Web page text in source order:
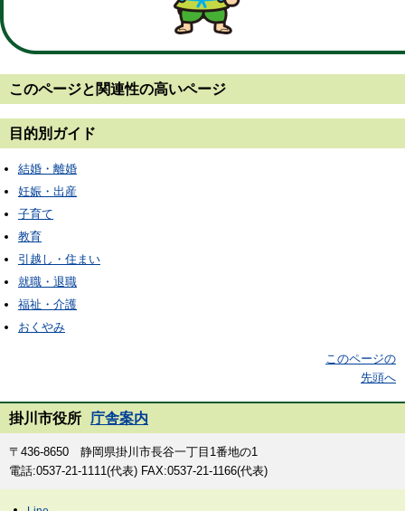
このページと 関連性の高いページ
目的別ガイド
結婚・離婚
妊娠・出産
子育て
教育
引越し・住まい
就職・退職
福祉・介護
おくやみ
このページの
先頭へ
掛川市役所 庁舎案内
〒436-8650 静岡県掛川市長谷一丁目1番地の1
電話:0537-21-1111(代表) FAX:0537-21-1166(代表)